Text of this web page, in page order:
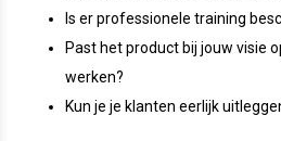
Is er professionele training
Past het product bij jouw visie
werken?
Kun je je klanten eerlijk